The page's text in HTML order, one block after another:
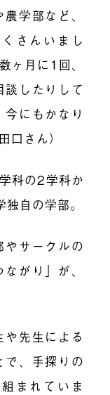
学部など、
さんいまし
ヶ月に1回、
したりして
にもかなり
口さん）
科の2学科か
自の学部。
サークルの
がり」が、
先生による
で、手探りの
まれていま